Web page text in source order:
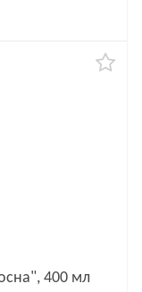
400 мл